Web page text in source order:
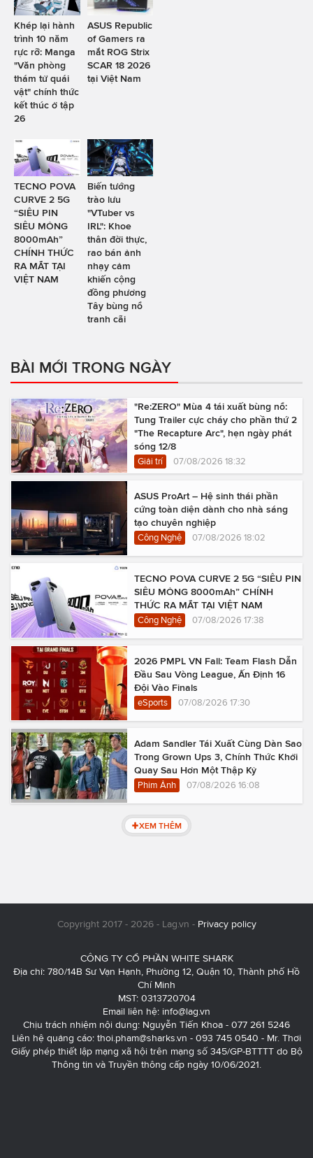
Khép lại hành
trình 10 năm
rực rỡ: Manga
"Văn phòng
thám tử quái
vật" chính thức
kết thúc ở tập
26
ASUS Republic
of Gamers ra
mắt ROG Strix
SCAR 18 2026
tại Việt Nam
TECNO POVA
CURVE 2 5G
“SIÊU PIN
SIÊU MỎNG
8000mAh”
CHÍNH THỨC
RA MẮT TẠI
VIỆT NAM
Biến tướng
trào lưu
"VTuber vs
IRL": Khoe
thân đời thực,
rao bán ảnh
nhạy cảm
khiến cộng
đồng phương
Tây bùng nổ
tranh cãi
BÀI MỚI TRONG NGÀY
"Re:ZERO" Mùa 4 tái xuất bùng nổ:
Tung Trailer cực cháy cho phần thứ 2
"The Recapture Arc", hẹn ngày phát
sóng 12/8
Giải trí 07/08/2026 18:32
ASUS ProArt – Hệ sinh thái phần
cứng toàn diện dành cho nhà sáng
tạo chuyên nghiệp
Công Nghệ 07/08/2026 18:02
TECNO POVA CURVE 2 5G “SIÊU PIN
SIÊU MỎNG 8000mAh” CHÍNH
THỨC RA MẮT TẠI VIỆT NAM
Công Nghệ 07/08/2026 17:38
2026 PMPL VN Fall: Team Flash Dẫn
Đầu Sau Vòng League, Ấn Định 16
Đội Vào Finals
eSports 07/08/2026 17:30
Adam Sandler Tái Xuất Cùng Dàn Sao
Trong Grown Ups 3, Chính Thức Khởi
Quay Sau Hơn Một Thập Kỷ
Phim Ảnh 07/08/2026 16:08
XEM THÊM
Copyright 2017 - 2026 - Lag.vn - Privacy policy
CÔNG TY CỔ PHẦN WHITE SHARK
Địa chỉ: 780/14B Sư Vạn Hạnh, Phường 12, Quận 10, Thành phố Hồ
Chí Minh
MST: 0313720704
Email liên hệ: info@lag.vn
Chịu trách nhiệm nội dung: Nguyễn Tiến Khoa - 077 261 5246
Liên hệ quảng cáo: thoi.pham@sharks.vn - 093 745 0540 - Mr. Thơi
Giấy phép thiết lập mạng xã hội trên mạng số 345/GP-BTTTT do Bộ
Thông tin và Truyền thông cấp ngày 10/06/2021.